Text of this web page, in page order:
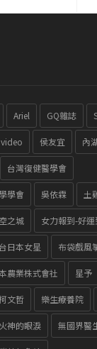
Ariel GQ雜誌
video 侯友宜 內
台灣復健醫學會
學會 吳依霖 土
之城 女力報到-好運
日本女星 布袋戲風
農業株式會社 星予
文哲 樂生療養院
火神的眼淚 無國界醫